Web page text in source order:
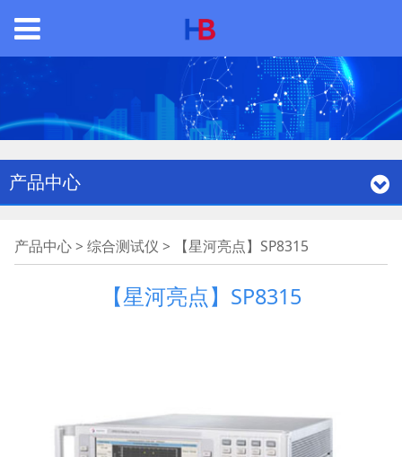
产品中心
【星河亮点】SP8315
产品中心> 综合测试仪 > 【星河亮点】SP8315
【星河亮点】SP8315